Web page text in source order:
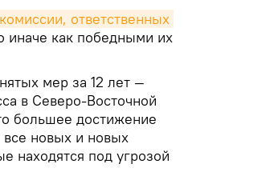
ответственных
иначе как победными их
мер за 12 лет —
в Северо-Восточной
большее достижение
новых и новых
находятся под угрозой